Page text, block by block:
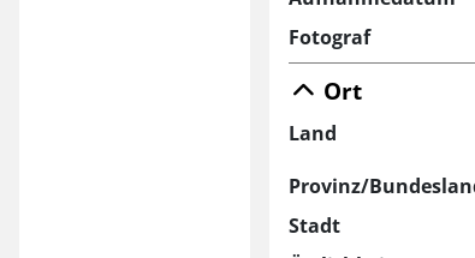
Fotograf
Ort
Land
Provinz/
Stadt